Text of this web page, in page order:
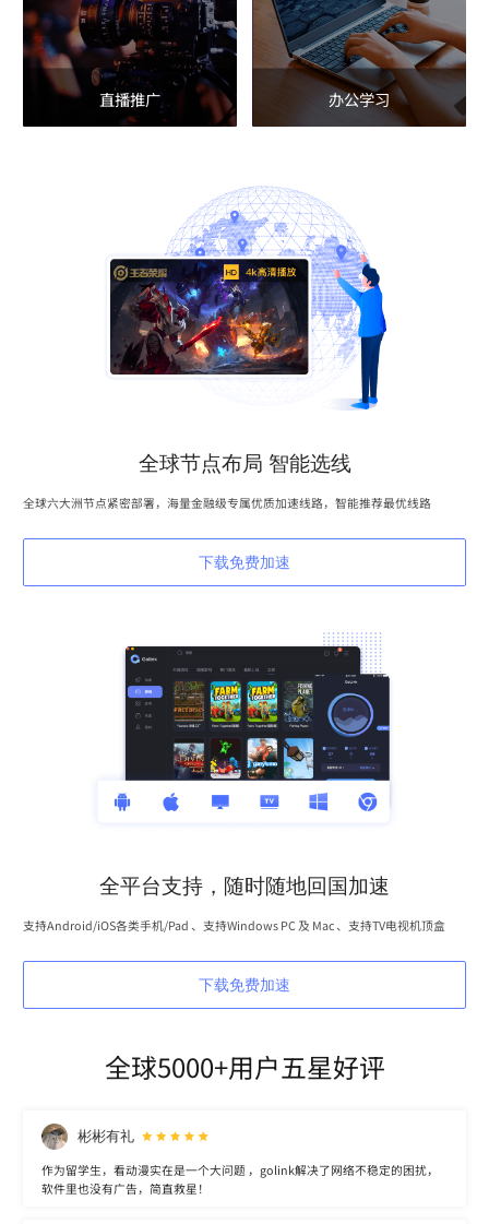
直播推广 办公学习
全球节点布局 智能选线
全球六大洲节点紧密部署，海量金融级专属优质加速线路，智能推荐最优线路
下载免费加速
全平台支持，随时随地回国加速
支持Android/iOS各类手机/Pad 、支持Windows PC 及 Mac 、支持TV电视机顶盒
下载免费加速
全球5000+用户五星好评
彬彬有礼
作为留学生，看动漫实在是一个大问题 ，golink解决了网络不稳定的困扰，
软件里也没有广告，简直救星！